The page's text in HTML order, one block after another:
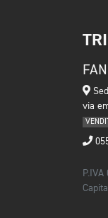
via
P.IVA